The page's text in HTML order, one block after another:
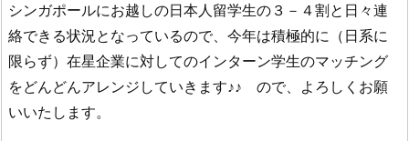
シンガポールにお越しの日本人留学生の３－４割と日々連
絡できる状況となっているので、今年は積極的に（日系に
限らず）在星企業に対してのインターン学生のマッチング
をどんどんアレンジしていきます♪♪ ので、よろしくお願
いいたします。